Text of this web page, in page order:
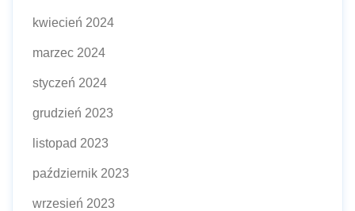
kwiecień 2024
marzec 2024
styczeń 2024
grudzień 2023
listopad 2023
październik 2023
wrzesień 2023